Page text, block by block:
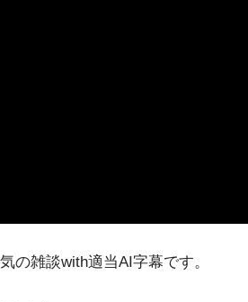
の雑談with適当AI字幕です。